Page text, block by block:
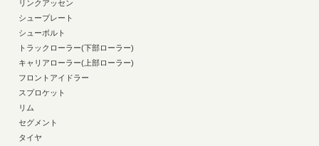
リンクアッセン
シュープレート
シューボルト
トラックローラー(下部ローラー)
キャリアローラー(上部ローラー)
フロントアイドラー
スプロケット
リム
セグメント
タイヤ